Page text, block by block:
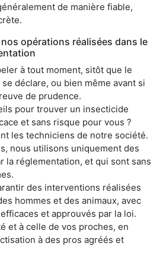
de manière fiable,
opérations réalisées dans le
à tout moment, sitôt que le
déclare, ou bien même avant si
de prudence.
pour trouver un insecticide
et sans risque pour vous ?
les techniciens de notre société.
nous utilisons uniquement des
la réglementation, et qui sont sans
des interventions réalisées
hommes et des animaux, avec
et approuvés par la loi.
et à celle de vos proches, en
à des pros agréés et